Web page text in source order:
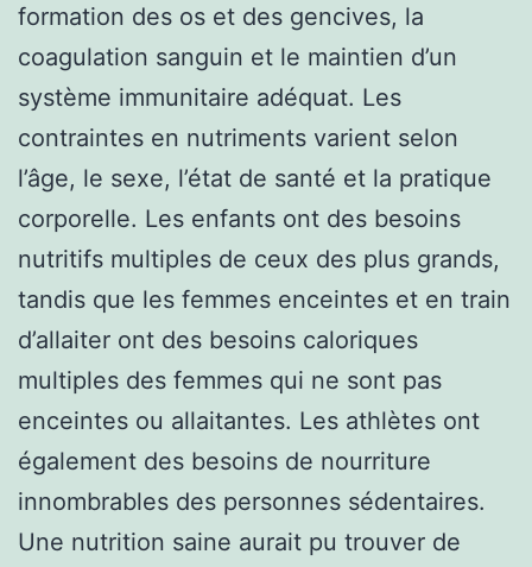
formation des os et des gencives, la
coagulation sanguin et le maintien d’un
système immunitaire adéquat. Les
contraintes en nutriments varient selon
l’âge, le sexe, l’état de santé et la pratique
corporelle. Les enfants ont des besoins
nutritifs multiples de ceux des plus grands,
tandis que les femmes enceintes et en train
d’allaiter ont des besoins caloriques
multiples des femmes qui ne sont pas
enceintes ou allaitantes. Les athlètes ont
également des besoins de nourriture
innombrables des personnes sédentaires.
Une nutrition saine aurait pu trouver de